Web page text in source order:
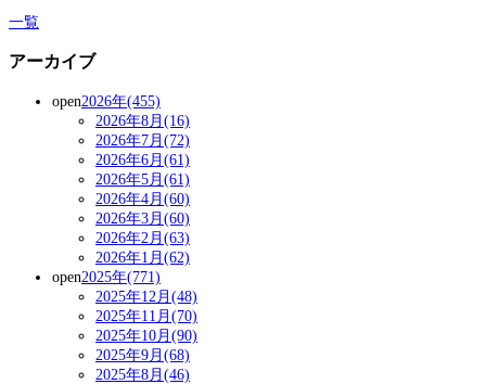
一覧
アーカイブ
open2026年(455)
2026年8月(16)
2026年7月(72)
2026年6月(61)
2026年5月(61)
2026年4月(60)
2026年3月(60)
2026年2月(63)
2026年1月(62)
open2025年(771)
2025年12月(48)
2025年11月(70)
2025年10月(90)
2025年9月(68)
2025年8月(46)